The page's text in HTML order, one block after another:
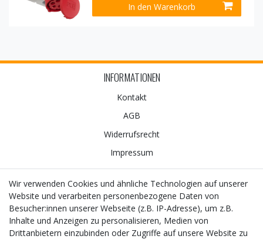
In den Warenkorb
INFORMATIONEN
Kontakt
AGB
Widerrufs­recht
Impressum
EINKAUFEN
Zahlungsarten
Versand
Wir verwenden Cookies und ähnliche Technologien auf unserer
Website und verarbeiten personenbezogene Daten von
Besucher:innen unserer Webseite (z.B. IP-Adresse), um z.B.
Inhalte und Anzeigen zu personalisieren, Medien von
Drittanbietern einzubinden oder Zugriffe auf unsere Website zu